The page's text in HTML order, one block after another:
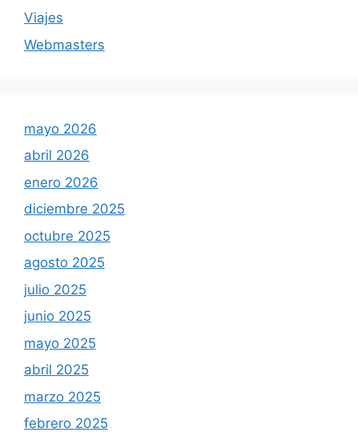
Viajes
Webmasters
mayo 2026
abril 2026
enero 2026
diciembre 2025
octubre 2025
agosto 2025
julio 2025
junio 2025
mayo 2025
abril 2025
marzo 2025
febrero 2025